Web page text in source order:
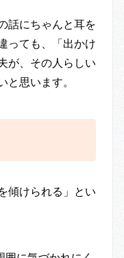
話にちゃんと耳を
っても、「出かけ
が、その人らしい
思います。
傾けられる」とい